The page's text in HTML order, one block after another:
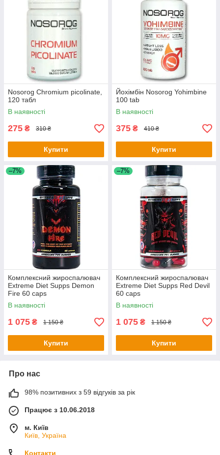
Nosorog Chromium picolinate,
120 табл
В наявності
275 ₴ 310 ₴
Купити
Йохімбін Nosorog Yohimbine
100 tab
В наявності
375 ₴ 410 ₴
Купити
–7%
Комплексний жироспалювач
Extreme Diet Supps Demon
Fire 60 caps
В наявності
1 075 ₴ 1 150 ₴
Купити
–7%
Комплексний жироспалювач
Extreme Diet Supps Red Devil
60 caps
В наявності
1 075 ₴ 1 150 ₴
Купити
Про нас
98% позитивних з 59 відгуків за рік
Працює з 10.06.2018
м. Київ
Київ, Україна
Контакти